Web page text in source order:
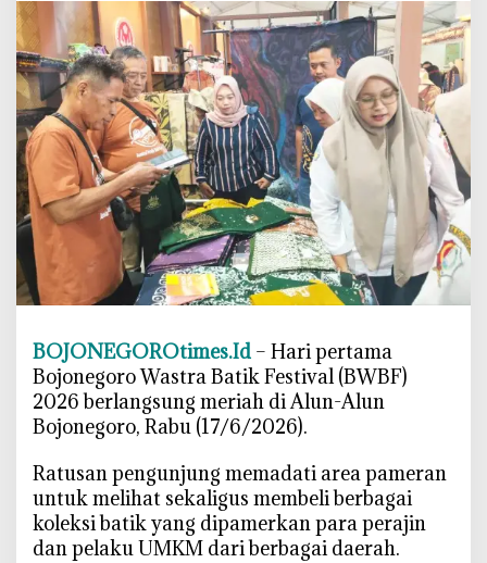
t
a
m
a
B
W
B
F
2
0
2
6
R
m
a
i
,
a
t
u
s
BOJONEGOROtimes.Id – Hari pertama
Bojonegoro Wastra Batik Festival (BWBF)
2026 berlangsung meriah di Alun-Alun
Bojonegoro, Rabu (17/6/2026).
‎Ratusan pengunjung memadati area pameran
untuk melihat sekaligus membeli berbagai
koleksi batik yang dipamerkan para perajin
dan pelaku UMKM dari berbagai daerah.